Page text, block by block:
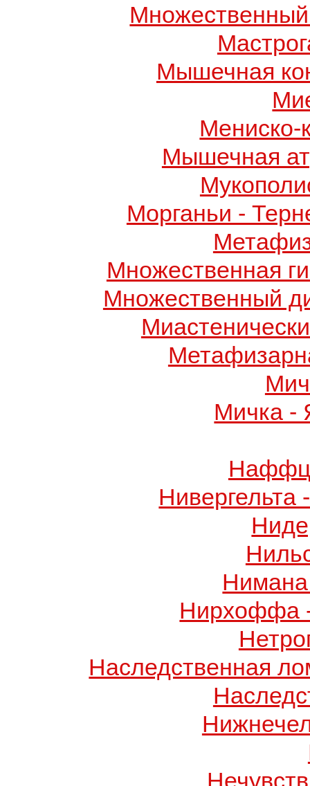
Мышечная
Мениско-
Мышечная
Морганьи -
Множественная
Множественный
Мичка -
Нимана
Нирхоффа
Наследственная